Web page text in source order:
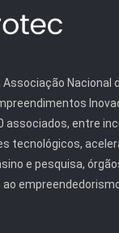
Associação Nacional
associados, entre
tecnológicos,
e pesquisa,